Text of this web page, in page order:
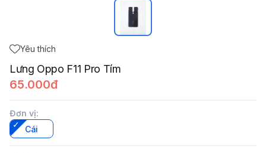
Yêu thích
Lưng Oppo F11 Pro Tím
65.000đ
Đơn vị:
Cái